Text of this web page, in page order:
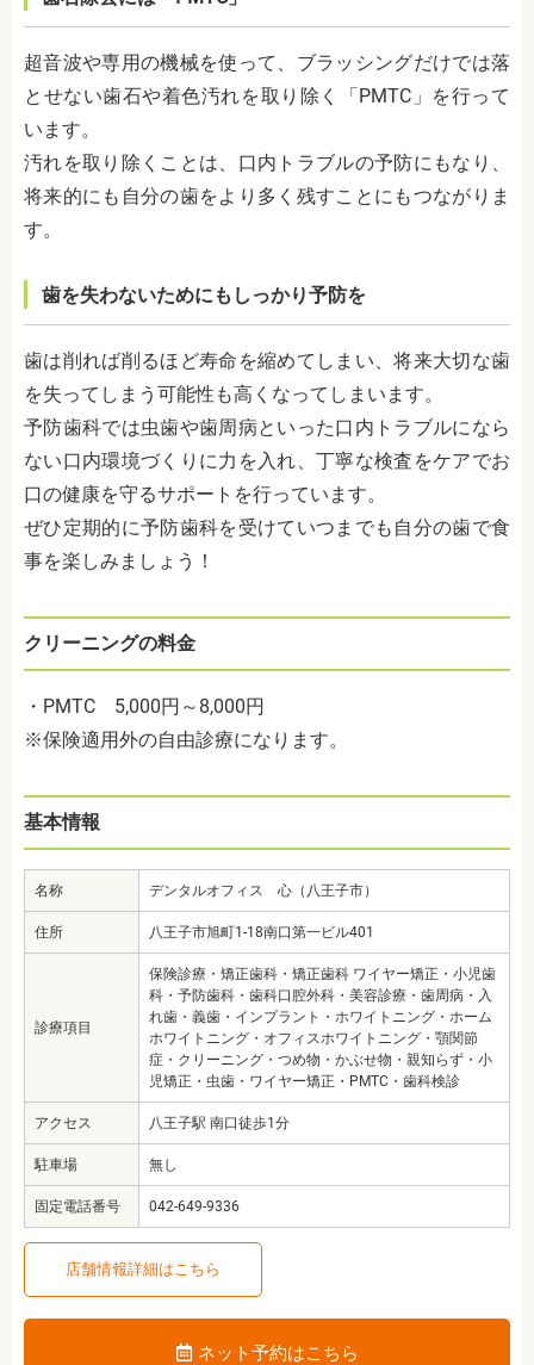
超音波や専用の機械を使って、ブラッシングだけでは落
とせない歯石や着色汚れを取り除く「PMTC」を行って
います。
汚れを取り除くことは、口内トラブルの予防にもなり、
将来的にも自分の歯をより多く残すことにもつながりま
す。
歯を失わないためにもしっかり予防を
歯は削れば削るほど寿命を縮めてしまい、将来大切な歯
を失ってしまう可能性も高くなってしまいます。
予防歯科では虫歯や歯周病といった口内トラブルになら
ない口内環境づくりに力を入れ、丁寧な検査をケアでお
口の健康を守るサポートを行っています。
ぜひ定期的に予防歯科を受けていつまでも自分の歯で食
事を楽しみましょう！
クリーニングの料金
・PMTC 5,000円～8,000円
※保険適用外の自由診療になります。
基本情報
名称 デンタルオフィス 心（八王子市）
住所 八王子市旭町1-18南口第一ビル401
診療項目
保険診療・矯正歯科・矯正歯科 ワイヤー矯正・小児歯
科・予防歯科・歯科口腔外科・美容診療・歯周病・入
れ歯・義歯・インプラント・ホワイトニング・ホーム
ホワイトニング・オフィスホワイトニング・顎関節
症・クリーニング・つめ物・かぶせ物・親知らず・小
児矯正・虫歯・ワイヤー矯正・PMTC・歯科検診
アクセス 八王子駅 南口徒歩1分
駐車場 無し
固定電話番号 042-649-9336
店舗情報詳細はこちら
ネット予約はこちら